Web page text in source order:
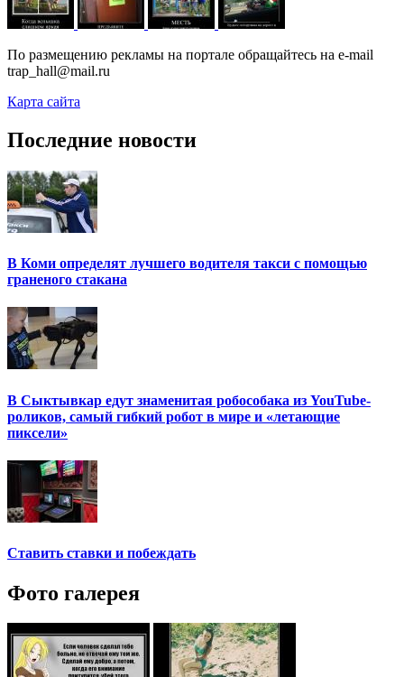
По размещению рекламы на портале обращайтесь на e-mail
trap_hall@mail.ru
Карта сайта
Последние новости
В Коми определят лучшего водителя такси с помощью
граненого стакана
В Сыктывкар едут знаменитая робособака из YouTube-
роликов, самый гибкий робот в мире и «летающие
пиксели»
Ставить ставки и побеждать
Фото галерея